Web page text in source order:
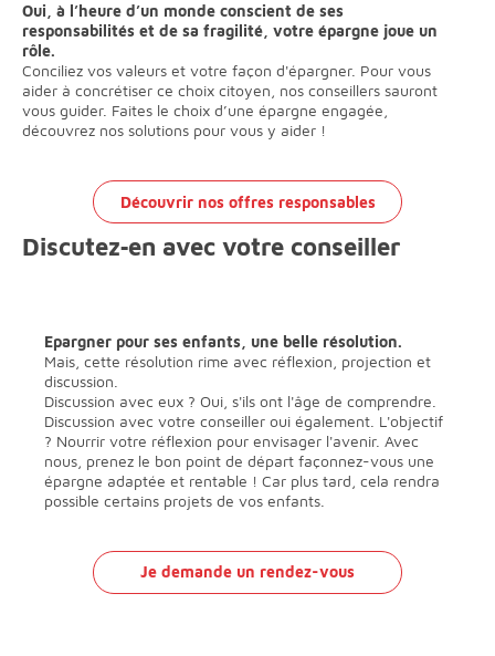
Oui, à l’heure d’un monde conscient de ses
responsabilités et de sa fragilité, votre épargne joue un
rôle.
Conciliez vos valeurs et votre façon d'épargner. Pour vous
aider à concrétiser ce choix citoyen, nos conseillers sauront
vous guider. Faites le choix d’une épargne engagée,
découvrez nos solutions pour vous y aider !
Découvrir nos offres responsables
Discutez‐en avec votre conseiller
Epargner pour ses enfants, une belle résolution.
Mais, cette résolution rime avec réflexion, projection et
discussion.
Discussion avec eux ? Oui, s'ils ont l'âge de comprendre.
Discussion avec votre conseiller oui également. L'objectif
? Nourrir votre réflexion pour envisager l'avenir. Avec
nous, prenez le bon point de départ façonnez-vous une
épargne adaptée et rentable ! Car plus tard, cela rendra
possible certains projets de vos enfants.
Je demande un rendez-vous